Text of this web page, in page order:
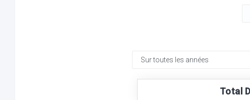
Total